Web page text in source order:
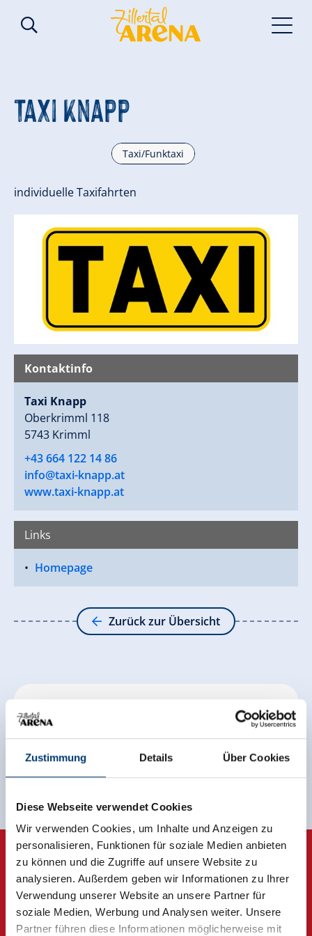
Zustimmung Details Über Cookies
Diese Webseite verwendet Cookies
Wir verwenden Cookies, um Inhalte und Anzeigen zu
personalisieren, Funktionen für soziale Medien anbieten
zu können und die Zugriffe auf unsere Website zu
analysieren. Außerdem geben wir Informationen zu Ihrer
Verwendung unserer Website an unsere Partner für
soziale Medien, Werbung und Analysen weiter. Unsere
Partner führen diese Informationen möglicherweise mit
Taxi Knapp
Taxi/Funktaxi
individuelle Taxifahrten
Kontaktinfo
Taxi Knapp
Oberkrimml 118
5743 Krimml
+43 664 122 14 86
info@taxi-knapp.at
www.taxi-knapp.at
Links
Homepage
Zurück zur Übersicht
Jetzt für den newsletter
anmelden!